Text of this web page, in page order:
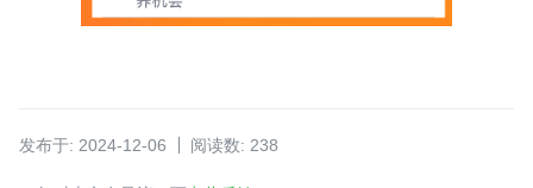
发布于: 2024-12-06 阅读数: 238